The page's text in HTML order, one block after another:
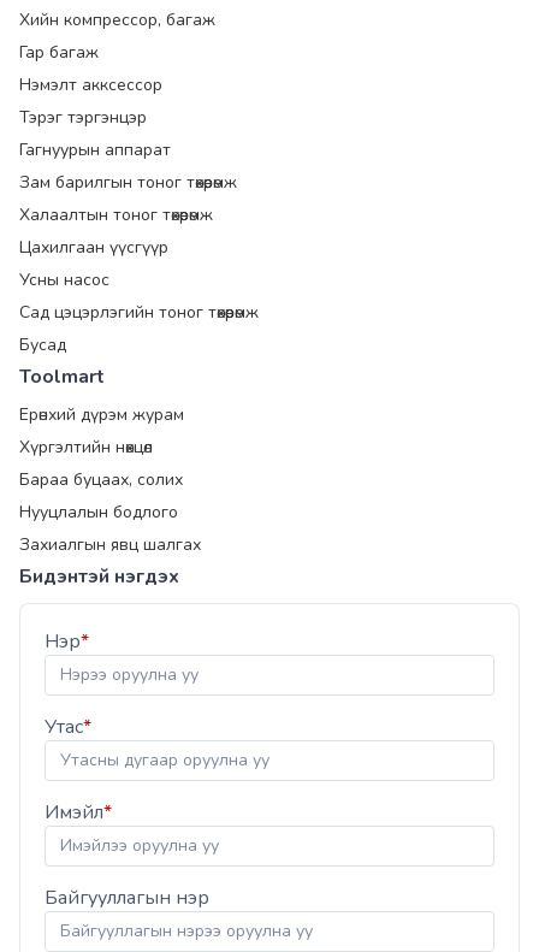
Хийн компрессор, багаж
Гар багаж
Нэмэлт акксессор
Тэрэг тэргэнцэр
Гагнуурын аппарат
Зам барилгын тоног төхөөрөмж
Халаалтын тоног төхөөрөмж
Цахилгаан үүсгүүр
Усны насос
Сад цэцэрлэгийн тоног төхөөрөмж
Бусад
Toolmart
Ерөнхий дүрэм журам
Хүргэлтийн нөхцөл
Бараа буцаах, солих
Нууцлалын бодлого
Захиалгын явц шалгах
Бидэнтэй нэгдэх
Нэр*
Утас*
Имэйл*
Байгууллагын нэр